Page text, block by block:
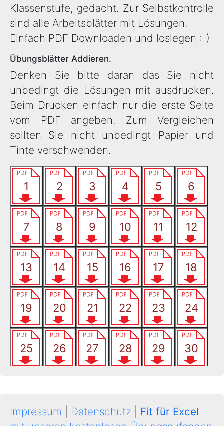
Klassenstufe, gedacht. Zur Selbstkontrolle
sind alle Arbeitsblätter mit Lösungen.
Einfach PDF Downloaden und loslegen :-)
Übungsblätter Addieren.
Denken Sie bitte daran das Sie nicht
unbedingt die Lösungen mit ausdrucken.
Beim Drucken einfach nur die erste Seite
vom PDF angeben. Zum Vergleichen
sollten Sie nicht unbedingt Papier und
Tinte verschwenden.
Impressum Datenschutz Fit für Excel –